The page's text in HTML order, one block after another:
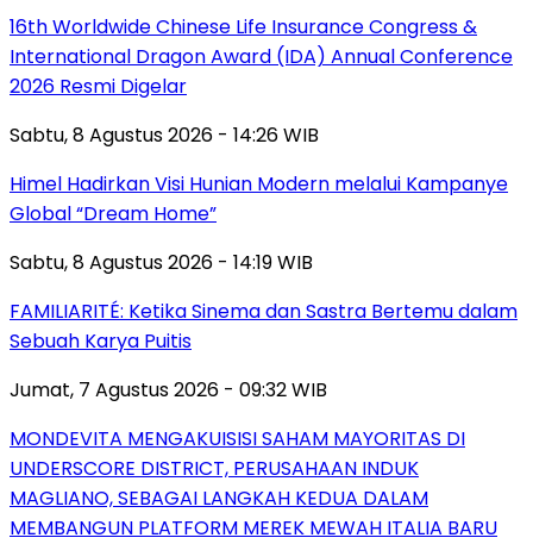
16th Worldwide Chinese Life Insurance Congress &
International Dragon Award (IDA) Annual Conference
2026 Resmi Digelar
Sabtu, 8 Agustus 2026 - 14:26 WIB
Himel Hadirkan Visi Hunian Modern melalui Kampanye
Global “Dream Home”
Sabtu, 8 Agustus 2026 - 14:19 WIB
FAMILIARITÉ: Ketika Sinema dan Sastra Bertemu dalam
Sebuah Karya Puitis
Jumat, 7 Agustus 2026 - 09:32 WIB
MONDEVITA MENGAKUISISI SAHAM MAYORITAS DI
UNDERSCORE DISTRICT, PERUSAHAAN INDUK
MAGLIANO, SEBAGAI LANGKAH KEDUA DALAM
MEMBANGUN PLATFORM MEREK MEWAH ITALIA BARU